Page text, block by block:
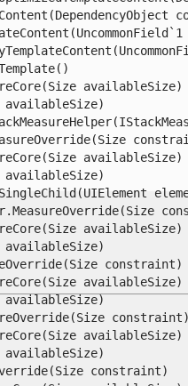
availableSize)
availableSize)
availableSize)
constraint)
availableSize)
availableSize)
constraint)
availableSize)
constraint)